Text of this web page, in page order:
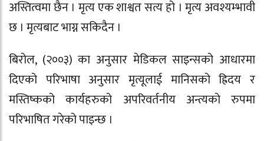
अस्तित्वमा छैन । मृत्य एक शाश्वत सत्य हो । मृत्य अवश्यम्भावी
छ । मृत्यबाट भाग्न सकिदैन ।
बिरोल, (२००३) का अनुसार मेडिकल साइन्सको आधारमा
दिएको परिभाषा अनुसार मृत्यूलाई मानिसको ह्रिदय र
मस्तिष्कको कार्यहरुको अपरिवर्तनीय अन्त्यको रुपमा
परिभाषित गरेको पाइन्छ ।